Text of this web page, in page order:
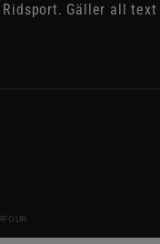
Gäller all text